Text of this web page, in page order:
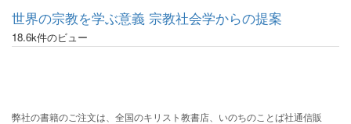
世界の宗教を学ぶ意義 宗教社会学からの提案
18.6k件のビュー
弊社の書籍のご注文は、全国のキリスト教書店、いのちのことば社通信販